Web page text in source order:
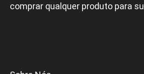
comprar qualquer produto para